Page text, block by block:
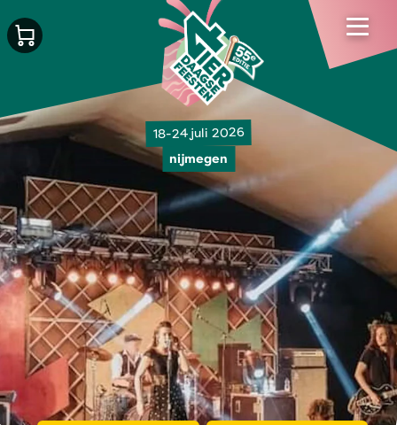
18-24 juli 2026
nijmegen